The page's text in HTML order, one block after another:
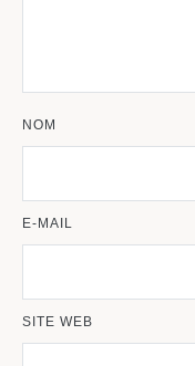
NOM
E-MAIL
SITE WEB